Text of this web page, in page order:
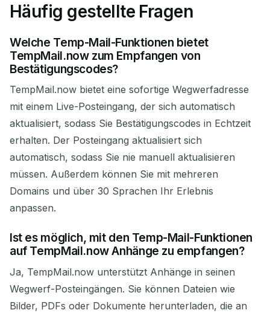
Häufig gestellte Fragen
Welche Temp-Mail-Funktionen bietet
TempMail.now zum Empfangen von
Bestätigungscodes?
TempMail.now bietet eine sofortige Wegwerfadresse
mit einem Live-Posteingang, der sich automatisch
aktualisiert, sodass Sie Bestätigungscodes in Echtzeit
erhalten. Der Posteingang aktualisiert sich
automatisch, sodass Sie nie manuell aktualisieren
müssen. Außerdem können Sie mit mehreren
Domains und über 30 Sprachen Ihr Erlebnis
anpassen.
Ist es möglich, mit den Temp-Mail-Funktionen
auf TempMail.now Anhänge zu empfangen?
Ja, TempMail.now unterstützt Anhänge in seinen
Wegwerf-Posteingängen. Sie können Dateien wie
Bilder, PDFs oder Dokumente herunterladen, die an